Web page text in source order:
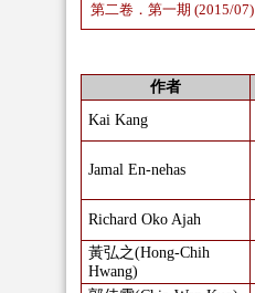
第二卷．第一期 (2015/07)
作者
Kai Kang
Jamal En-nehas
Richard Oko Ajah
黃弘之(Hong-Chih
Hwang)